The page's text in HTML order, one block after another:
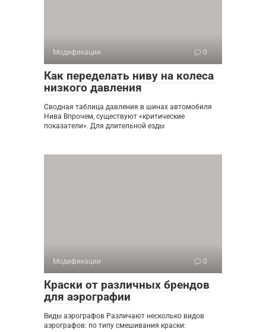
Модификации 0
Как переделать ниву на колеса
низкого давления
Сводная таблица давления в шинах автомобиля
Нива Впрочем, существуют «критические
показатели». Для длительной езды
Модификации 0
Краски от различных брендов
для аэрографии
Виды аэрографов Различают несколько видов
аэрографов: по типу смешивания краски: